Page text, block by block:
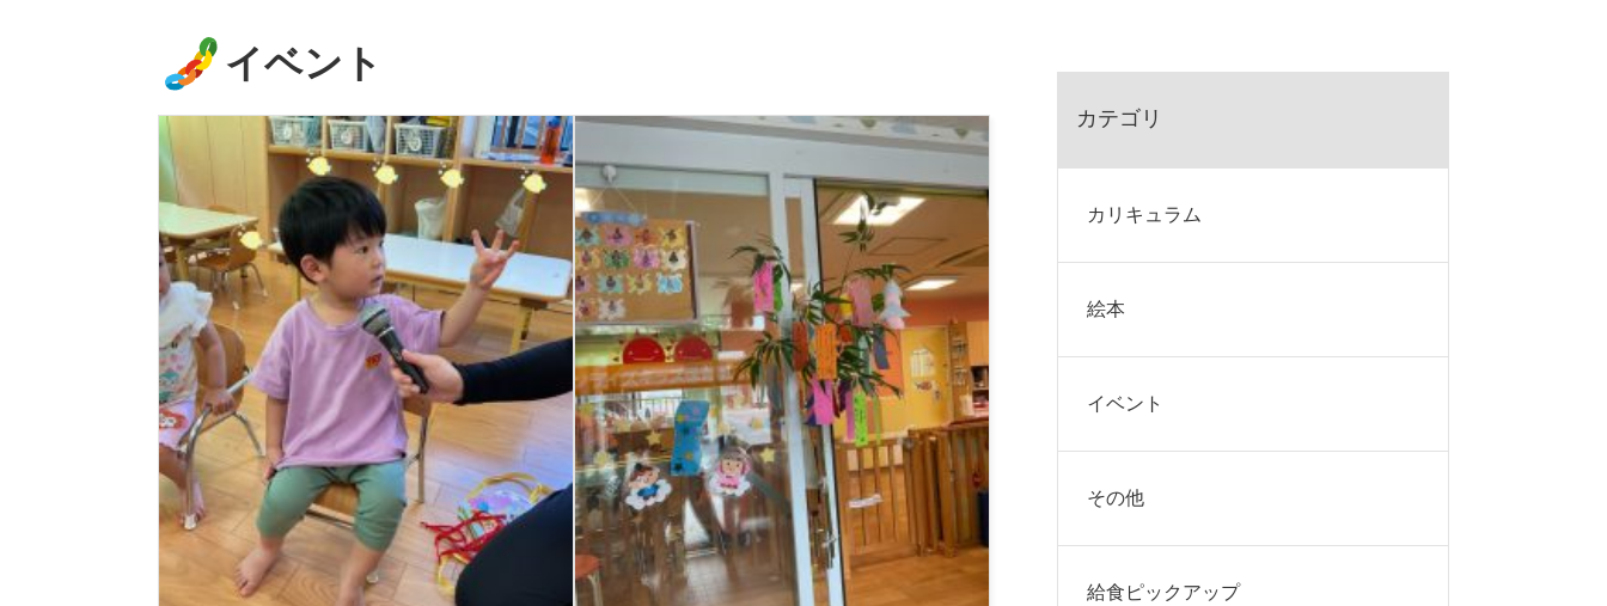
イベント
カテゴリ
カリキュラム
絵本
イベント
その他
給食ピックアップ